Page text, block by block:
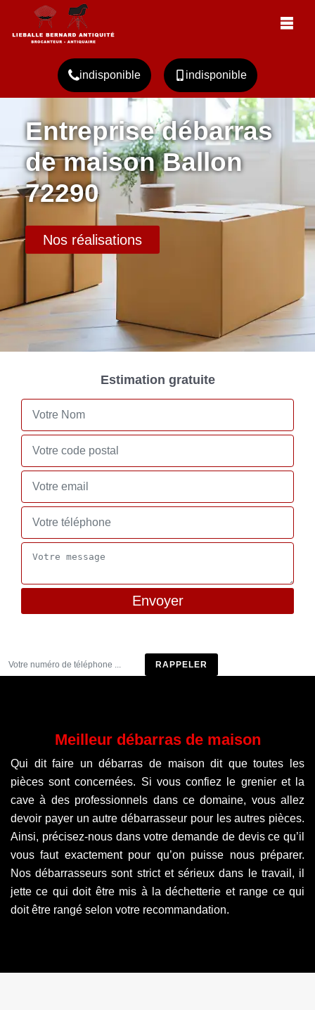
indisponible indisponible
Entreprise débarras
de maison Ballon
72290
Nos réalisations
Estimation gratuite
Meilleur débarras de maison
Qui dit faire un débarras de maison dit que toutes les
pièces sont concernées. Si vous confiez le grenier et la
cave à des professionnels dans ce domaine, vous allez
devoir payer un autre débarrasseur pour les autres pièces.
Ainsi, précisez-nous dans votre demande de devis ce qu’il
vous faut exactement pour qu’on puisse nous préparer.
Nos débarrasseurs sont strict et sérieux dans le travail, il
jette ce qui doit être mis à la déchetterie et range ce qui
doit être rangé selon votre recommandation.